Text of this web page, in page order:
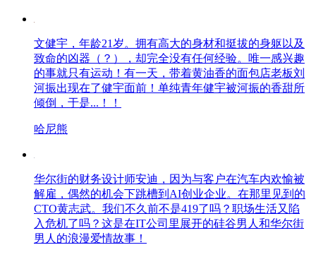
文健宇，年龄21岁。拥有高大的身材和挺拔的身躯以及
致命的凶器（？），却完全没有任何经验。唯一感兴趣
的事就只有运动！有一天，带着黄油香的面包店老板刘
河振出现在了健宇面前！单纯青年健宇被河振的香甜所
倾倒，于是...！！
哈尼熊
华尔街的财务设计师安迪，因为与客户在汽车内欢愉被
解雇，偶然的机会下跳槽到AI创业企业。在那里见到的
CTO黄志武。我们不久前不是419了吗？职场生活又陷
入危机了吗？这是在IT公司里展开的硅谷男人和华尔街
男人的浪漫爱情故事！